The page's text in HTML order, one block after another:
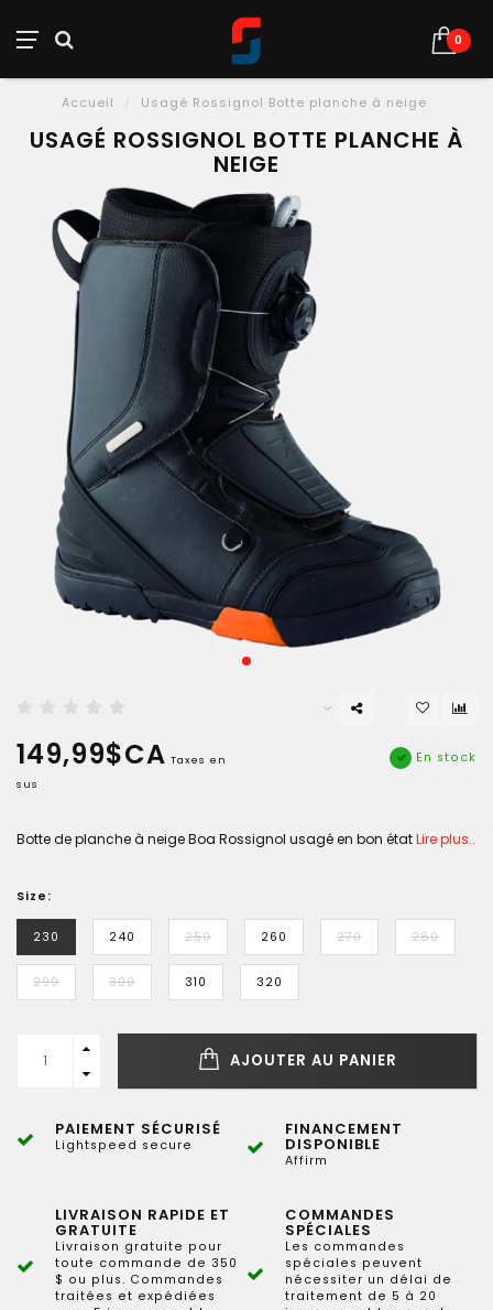
0
Accueil Usagé Rossignol Botte planche à neige
USAGÉ ROSSIGNOL BOTTE PLANCHE À
NEIGE
149,99$CA Taxes en
sus
En stock
Botte de planche à neige Boa Rossignol usagé en bon étatLire plus..
Size:
230 240 250 260 270 280
290 300 310 320
AJOUTER AU PANIER
PAIEMENT SÉCURISÉ
Lightspeed secure
FINANCEMENT
DISPONIBLE
Affirm
LIVRAISON RAPIDE ET
GRATUITE
Livraison gratuite pour
toute commande de 350
$ ou plus. Commandes
traitées et expédiées
COMMANDES
SPÉCIALES
Les commandes
spéciales peuvent
nécessiter un délai de
traitement de 5 à 20